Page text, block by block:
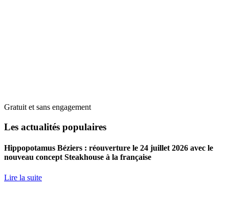
Gratuit et sans engagement
Les actualités populaires
Hippopotamus Béziers : réouverture le 24 juillet 2026 avec le
nouveau concept Steakhouse à la française
Lire la suite